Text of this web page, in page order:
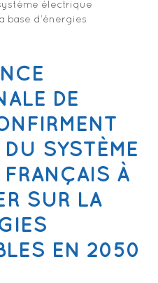
électrique
base d’énergies
DE
DU SYSTÈME
FRANÇAIS À
SUR LA
EN 2050